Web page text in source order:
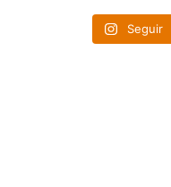
Seguir